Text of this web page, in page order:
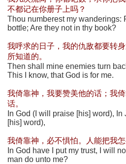
不都记在你册子上吗？
Thou numberest my wanderings:
bottle; Are they not in thy book?
我呼求的日子，我的仇敌都要转
所知道的。
Then shall mine enemies turn
This I know, that God is for me.
我倚靠神，我要赞美他的话；我
话。
In God (I will praise [his] word),
[his] word),
我倚靠神，必不惧怕。人能把我怎
In God have I put my trust, I will
man do unto me?